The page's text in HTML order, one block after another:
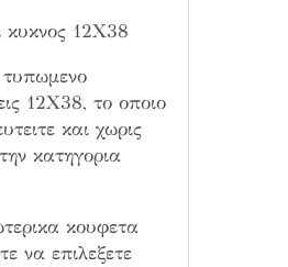
κυκνος 12Χ38
12Χ38, το οποιο
και χωρις
κατηγορια
κουφετα
να επιλεξετε